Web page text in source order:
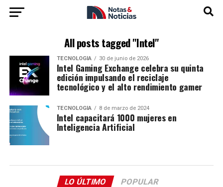
All posts tagged "Intel"
TECNOLOGÍA 30 de junio de 2026
Intel Gaming Exchange celebra su quinta
edición impulsando el reciclaje
tecnológico y el alto rendimiento gamer
TECNOLOGÍA 8 de marzo de 2024
Intel capacitará 1000 mujeres en
Inteligencia Artificial
LO ÚLTIMO POPULAR